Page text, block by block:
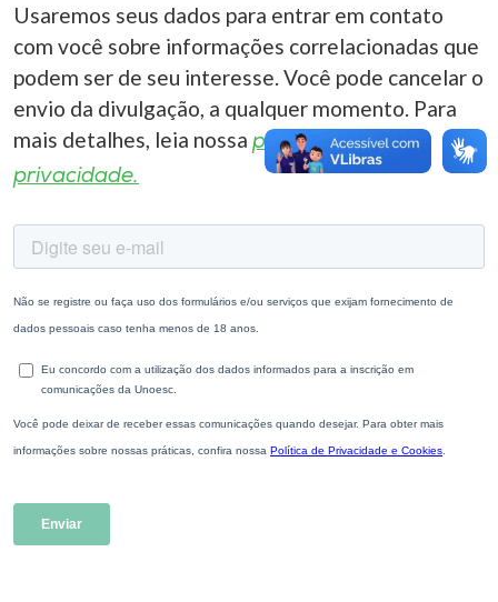
Usaremos seus dados para entrar em contato
com você sobre informações correlacionadas que
podem ser de seu interesse. Você pode cancelar o
envio da divulgação, a qualquer momento. Para
mais detalhes, leia nossa política de
privacidade.